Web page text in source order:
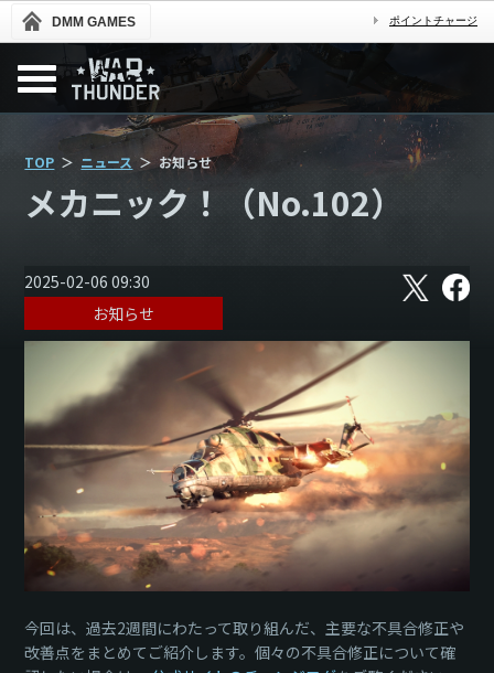
DMM GAMES ポイントチャージ
TOP ニュース お知らせ
メカニック！（No.102）
2025-02-06 09:30 X フ
ェ
ス
お知らせ
今回は、過去2週間にわたって取り組んだ、主要な不具合修正や
改善点をまとめてご紹介します。個々の不具合修正について確